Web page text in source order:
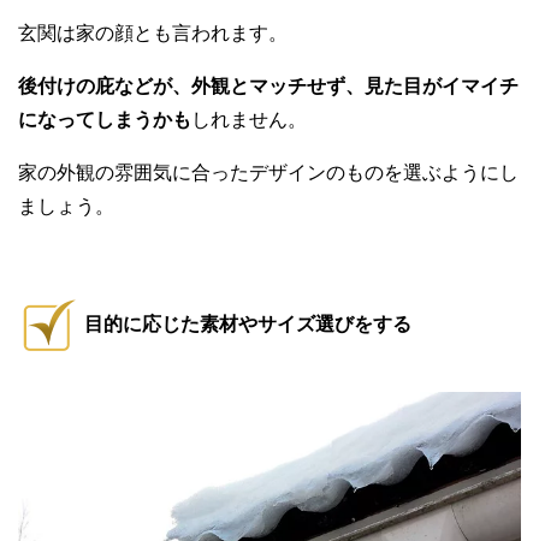
玄関は家の顔とも言われます。
後付けの庇などが、外観とマッチせず、見た目がイマイチ
になってしまうかも しれません。
家の外観の雰囲気に合ったデザインのものを選ぶようにし
ましょう。
目的に応じた素材やサイズ選びをする